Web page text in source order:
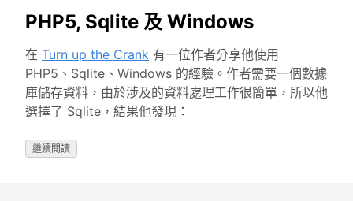
PHP5, Sqlite 及 Windows
在 Turn up the Crank 有一位作者分享他使用
PHP5、Sqlite、Windows 的經驗。作者需要一個數據
庫儲存資料，由於涉及的資料處理工作很簡單，所以他
選擇了 Sqlite，結果他發現：
繼續閱讀